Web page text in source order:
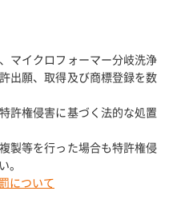
マイクロフォーマー分岐洗浄
出願、取得及び商標登録を数
許権侵害に基づく法的な処置
製等を行った場合も特許権侵
。
について